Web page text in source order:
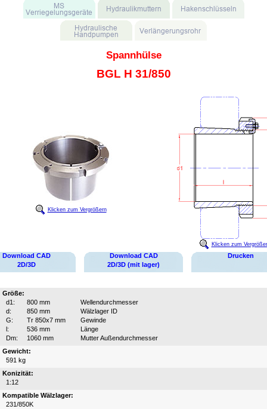
Spannhülse
BGL H 31/850
Klicken zum Vergrößern
Klicken zum
Download CAD
2D/3D
Download CAD
2D/3D (mit lager)
Drucken
Größe:
d1:
800 mm
Wellendurchmesser
d:
850 mm
Wälzlager ID
G:
Tr 850x7 mm
Gewinde
l:
536 mm
Länge
Dm:
1060 mm
Mutter Außendurchmesser
Gewicht:
591 kg
Konizität:
1:12
Kompatible Wälzlager:
231/850K